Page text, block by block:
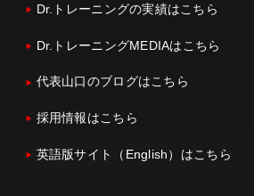
Dr.トレーニングの実績はこちら
Dr.トレーニングMEDIAはこちら
代表山口のブログはこちら
採用情報はこちら
英語版サイト（English）はこちら